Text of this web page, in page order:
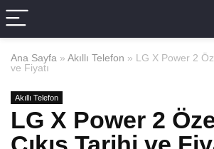
Ana Sayfa » Akıllı Telefon » LG X Power 2
ve Fiyatı
Akıllı Telefon
LG X Power 2